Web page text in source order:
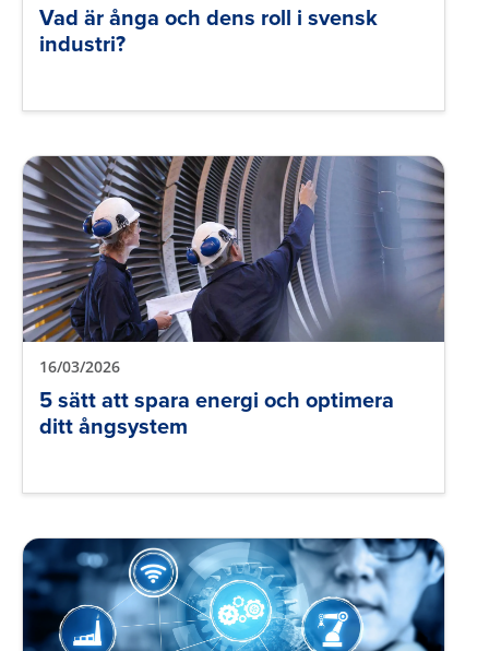
Vad är ånga och dens roll i svensk
industri?
16/03/2026
5 sätt att spara energi och optimera
ditt ångsystem